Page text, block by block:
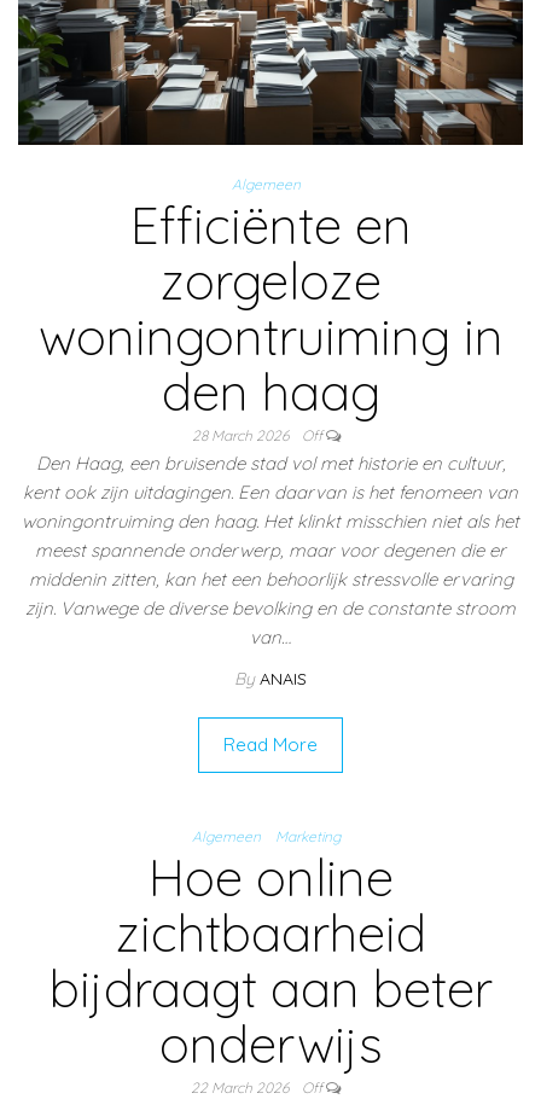
Algemeen
Efficiënte en
zorgeloze
woningontruiming in
den haag
28 March 2026 Off
Den Haag, een bruisende stad vol met historie en cultuur,
kent ook zijn uitdagingen. Een daarvan is het fenomeen van
woningontruiming den haag. Het klinkt misschien niet als het
meest spannende onderwerp, maar voor degenen die er
middenin zitten, kan het een behoorlijk stressvolle ervaring
zijn. Vanwege de diverse bevolking en de constante stroom
van…
By ANAIS
Read More
Algemeen Marketing
Hoe online
zichtbaarheid
bijdraagt aan beter
onderwijs
22 March 2026 Off